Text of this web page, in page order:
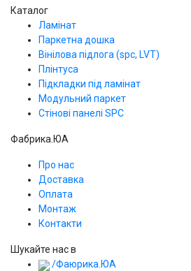
Каталог
Ламінат
Паркетна дошка
Вінілова підлога (spc, LVT)
Плінтуса
Підкладки під ламінат
Модульний паркет
Стінові панелі SPС
Фабрика.ЮА
Про нас
Доставка
Оплата
Монтаж
Контакти
Шукайте нас в
/Фаюрика.ЮА